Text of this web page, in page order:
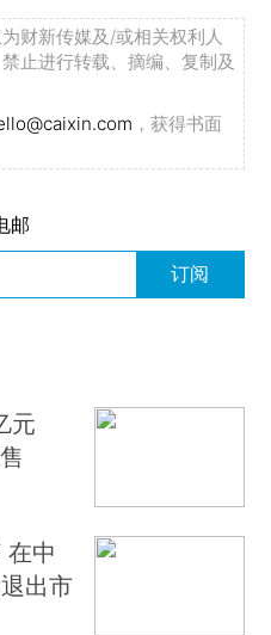
财新传媒及/或相关权利人
止进行转载、摘编、复制及
，获得书面
邮
订阅
元
在中
出市